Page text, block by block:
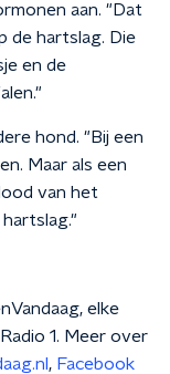
aan. "Dat
de hartslag. Die
en de
hond. "Bij een
Maar als een
van het
elke
1. Meer over
, Facebook